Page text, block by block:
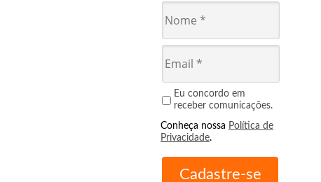
Eu concordo em
receber comunicações.
Conheça nossa Política de
Privacidade.